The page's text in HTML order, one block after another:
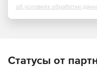
Получить решение
об условиях обработки
Статусы от